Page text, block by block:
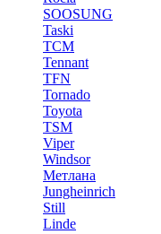
SOOSUNG
Taski
TCM
Tennant
TFN
Tornado
Toyota
TSM
Viper
Windsor
Метлана
Jungheinrich
Still
Linde